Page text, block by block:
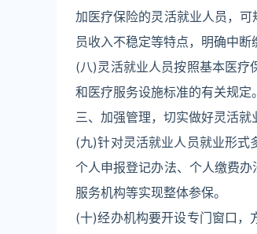
加医疗保险的灵活就业人员，
员收入不稳定等特点，明确中断
(八)灵活就业人员按照基本医疗
和医疗服务设施标准的有关规定
三、加强管理，切实做好灵活
(九)针对灵活就业人员就业形式
个人申报登记办法、个人缴费
服务机构等实现整体参保。
(十)经办机构要开设专门窗口，